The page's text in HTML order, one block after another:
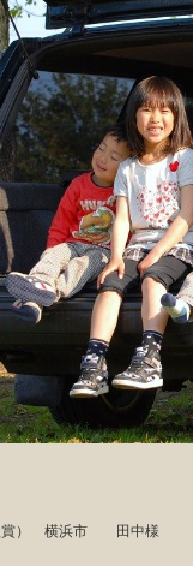
賞） 横浜市 田中様